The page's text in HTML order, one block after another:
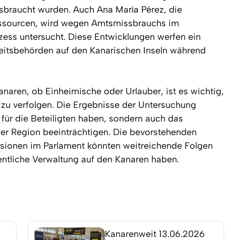
wurden. Auch Ana María Pérez, die
wird wegen Amtsmissbrauchs im
untersucht. Diese Entwicklungen werfen ein
auf den Kanarischen Inseln während
ob Einheimische oder Urlauber, ist es wichtig,
verfolgen. Die Ergebnisse der Untersuchung
die Beteiligten haben, sondern auch das
Region beeinträchtigen. Die bevorstehenden
im Parlament könnten weitreichende Folgen
Verwaltung auf den Kanaren haben.
Kanarenweit 13.06.2026